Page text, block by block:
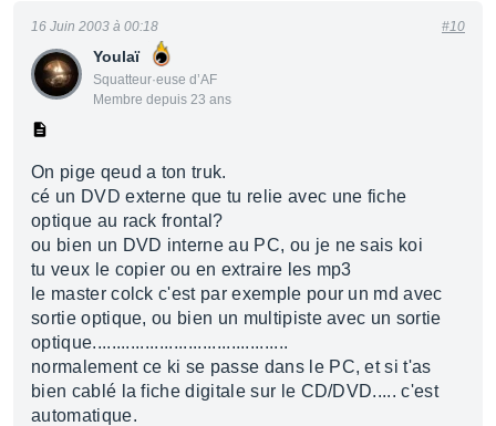
Youlaï
Squatteur·euse d’AF
Membre depuis 23 ans
16 Juin 2003 à 00:18 #10
On pige qeud a ton truk.
cé un DVD externe que tu relie avec une fiche
optique au rack frontal?
ou bien un DVD interne au PC, ou je ne sais koi
tu veux le copier ou en extraire les mp3
le master colck c'est par exemple pour un md avec
sortie optique, ou bien un multipiste avec un sortie
optique.........................................
normalement ce ki se passe dans le PC, et si t'as
bien cablé la fiche digitale sur le CD/DVD..... c'est
automatique.